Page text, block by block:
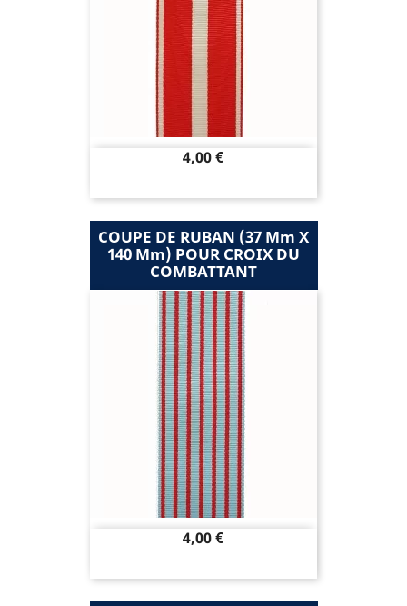
Prix
4,00 €
COUPE DE RUBAN (37 Mm X
140 Mm) POUR CROIX DU
COMBATTANT
Prix
4,00 €